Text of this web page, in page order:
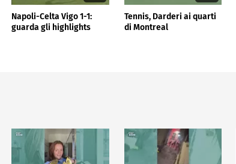
Napoli-Celta Vigo 1-1:
guarda gli highlights
Tennis, Darderi ai quarti
di Montreal